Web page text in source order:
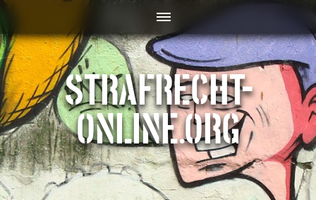
STRAFRECHT-
ONLINE.ORG